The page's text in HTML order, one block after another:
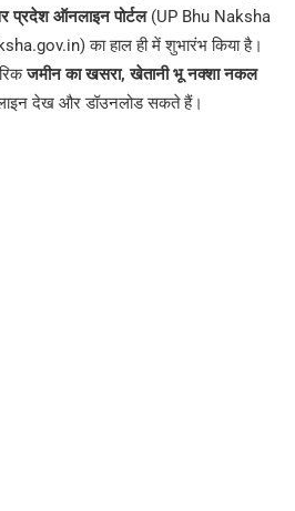
प्रदेश ऑनलाइन पोर्टल(UP Bhu Naksha
का हाल ही में शुभारंभ किया है।
जमीन का खसरा, खेतानी भू नक्शा नकल
देख और डॉउनलोड सकते हैं।